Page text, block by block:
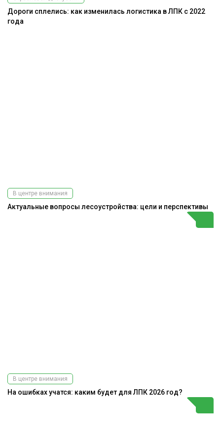
Дороги сплелись: как изменилась логистика в ЛПК с 2022
года
В центре внимания
Актуальные вопросы лесоустройства: цели и перспективы
В центре внимания
На ошибках учатся: каким будет для ЛПК 2026 год?